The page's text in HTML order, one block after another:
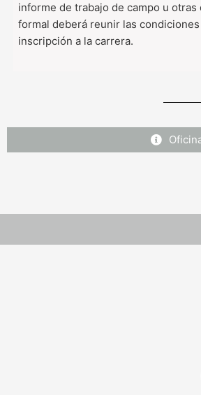
informe de trabajo de campo u
formal deberá reunir las
inscripción a la carrera.